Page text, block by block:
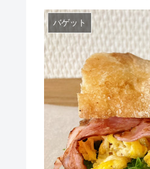
バゲット